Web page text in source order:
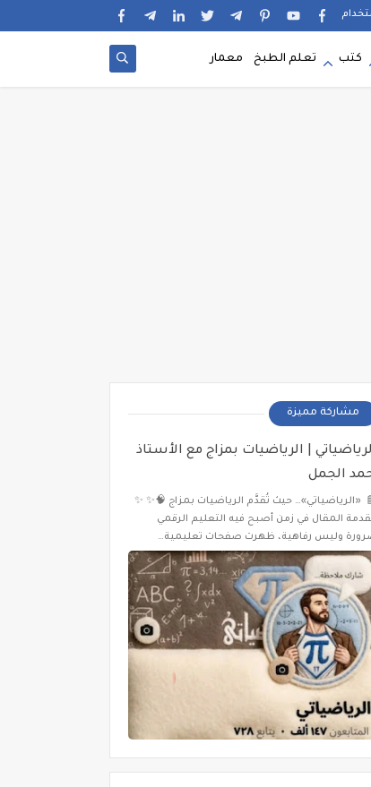
كتب تعلم الطبخ معمار
مشاركة مميزة
| الرياضيات بمزاج مع الأستاذ
الجمل
«الرياضياتي»… حيث تُقدَّم الرياضيات بمزاج 🧠✨ ✨
المقال في زمن أصبح فيه التعليم الرقمي
وليس رفاهية، ظهرت صفحات تعليمية…